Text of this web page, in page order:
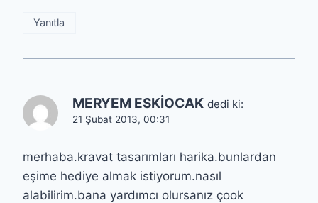
Yanıtla
MERYEM ESKİOCAK dedi ki:
21 Şubat 2013, 00:31
merhaba.kravat tasarımları harika.bunlardan
eşime hediye almak istiyorum.nasıl
alabilirim.bana yardımcı olursanız çook